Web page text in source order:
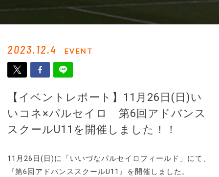
2023.12.4 EVENT
【イベントレポート】11月26日(日)い
いコネ×パルセイロ 第6回アドバンス
スクールU11を開催しました！！
11月26日(日)に「いいづなパルセイロフィールド」にて、
『第6回アドバンススクールU11』を開催しました。